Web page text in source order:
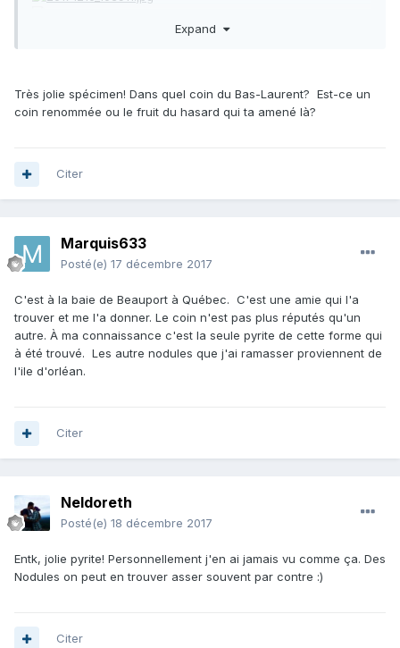
Expand
Très jolie spécimen! Dans quel coin du Bas-Laurent? Est-ce un
coin renommée ou le fruit du hasard qui ta amené là?
Citer
Marquis633
Posté(e) 17 décembre 2017
C'est à la baie de Beauport à Québec. C'est une amie qui l'a
trouver et me l'a donner. Le coin n'est pas plus réputés qu'un
autre. À ma connaissance c'est la seule pyrite de cette forme qui
à été trouvé. Les autre nodules que j'ai ramasser proviennent de
l'ile d'orléan.
Citer
Neldoreth
Posté(e) 18 décembre 2017
Entk, jolie pyrite! Personnellement j'en ai jamais vu comme ça. Des
Nodules on peut en trouver asser souvent par contre :)
Citer